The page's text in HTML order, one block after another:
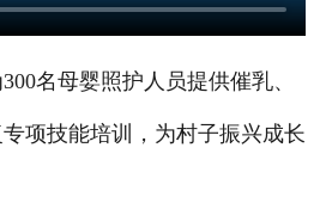
名母婴照护人员提供催乳、
项技能培训，为村子振兴成长